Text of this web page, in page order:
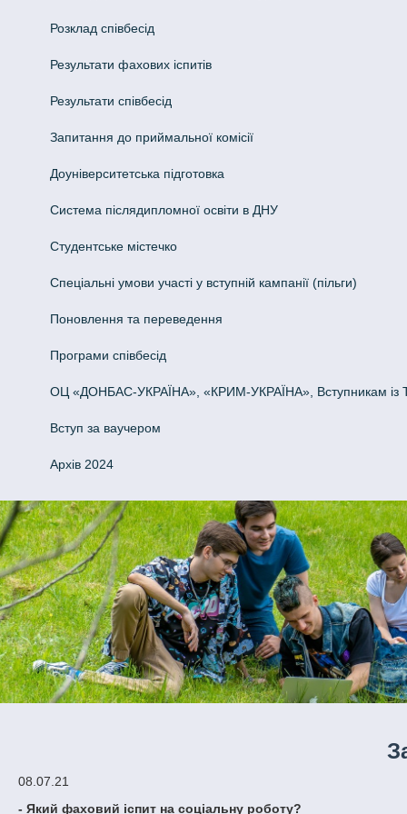
Розклад співбесід
Результати фахових іспитів
Результати співбесід
Запитання до приймальної комісії
Доуніверситетська підготовка
Система післядипломної освіти в ДНУ
Cтудентське містечко
Спеціальні умови участі у вступній кампанії (пільги)
Поновлення та переведення
Програми співбесід
ОЦ «ДОНБАС-УКРАЇНА», «КРИМ-УКРАЇНА», Вступникам із
Вступ за ваучером
Архів 2024
08.07.21
- Який фаховий іспит на соціальну роботу?